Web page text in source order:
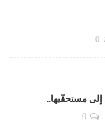
0
مستحقّيها..